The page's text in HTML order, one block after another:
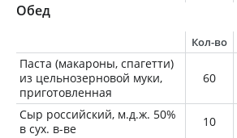
Обед
Кол-во
Паста (макароны, спагетти)
из цельнозерновой муки,
приготовленная
60
Сыр российский, м.д.ж. 50%
в сух. в-ве
10